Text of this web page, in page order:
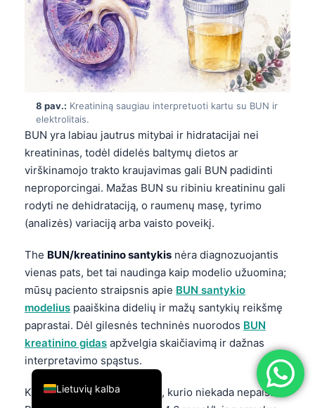
8 pav.: Kreatininą saugiau interpretuoti kartu su BUN ir
elektrolitais.
BUN yra labiau jautrus mitybai ir hidratacijai nei
kreatininas, todėl didelės baltymų dietos ar
virškinamojo trakto kraujavimas gali BUN padidinti
neproporcingai. Mažas BUN su ribiniu kreatininu gali
rodyti ne dehidrataciją, o raumenų masę, tyrimo
(analizės) variaciją arba vaisto poveikį.
The BUN/kreatinino santykis nėra diagnozuojantis
vienas pats, bet tai naudinga kaip modelio užuomina;
mūsų paciento straipsnis apie BUN santykio
modelius paaiškina didelių ir mažų santykių reikšmę
paprastai. Dėl gilesnės techninės nuorodos BUN
kreatinino gidas apžvelgia skaičiavimą ir dažnas
interpretavimo spąstus.
Kalis yra saugumo žymeklis, kurio niekada nepaisau.
Lietuvių kalba
English
Deutsch
العربية
Français
עִבְרִית
Italiano
Español
Português
Ελληνικά
Türkçe
Română
简体中文
فارسی
Български
Dansk
Nederlands